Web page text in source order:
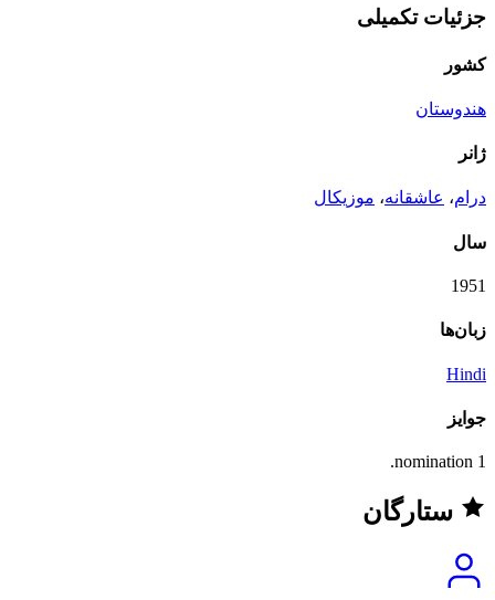
جزئیات تکمیلی
کشور
هندوستان
ژانر
درام، عاشقانه، موزیکال
سال
1951
زبان‌ها
Hindi
جوایز
1 nomination.
ستارگان